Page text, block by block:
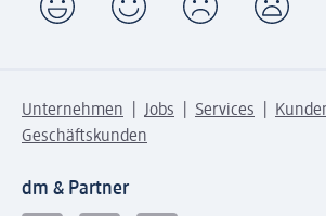
Unternehmen Jobs Services
Geschäftskunden
dm & Partner